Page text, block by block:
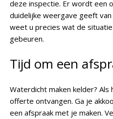
deze inspectie. Er wordt een
duidelijke weergave geeft
weet u precies wat de
gebeuren.
Tijd om een
Waterdicht maken kelder?
offerte ontvangen. Ga je
een afspraak met je maken.